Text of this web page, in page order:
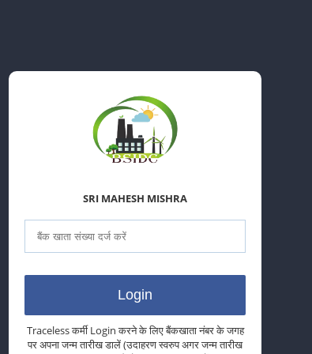
SRI MAHESH MISHRA
Traceless कर्मी Login करने के लिए बैंकखाता नंबर के जगह
पर अपना जन्म तारीख डालें (उदाहरण स्वरुप अगर जन्म तारीख